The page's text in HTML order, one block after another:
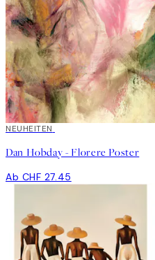
NEUHEITEN
Dan Hobday - Florere Poster
Ab CHF 27.45